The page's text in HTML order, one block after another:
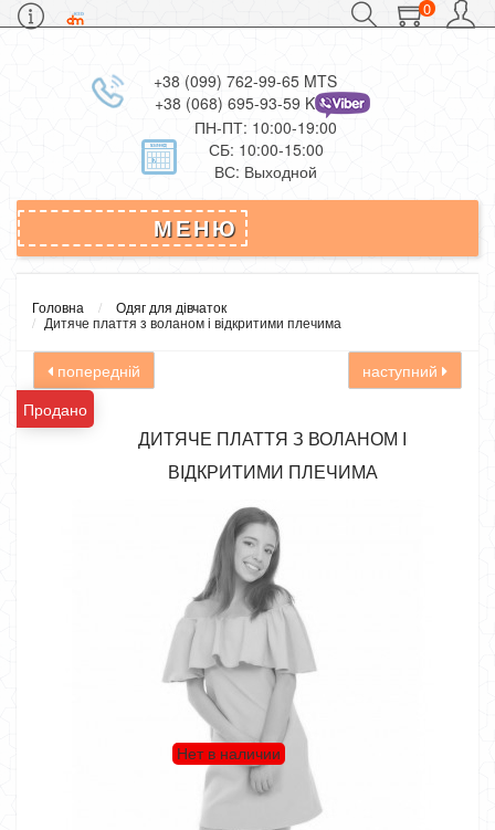
0
+38 (099) 762-99-65 MTS
+38 (068) 695-93-59 Kievstar
ПН-ПТ: 10:00-19:00
СБ: 10:00-15:00
ВС: Выходной
МЕНЮ
Головна
Одяг для дівчаток
Дитяче плаття з воланом і відкритими плечима
попередній
наступний
Продано
ДИТЯЧЕ ПЛАТТЯ З ВОЛАНОМ І
ВІДКРИТИМИ ПЛЕЧИМА
Нет в наличии